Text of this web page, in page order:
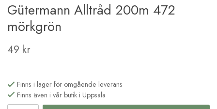
Gütermann Alltråd 200m 472
mörkgrön
49 kr
Finns i lager för omgående leverans
Finns även i vår butik i Uppsala